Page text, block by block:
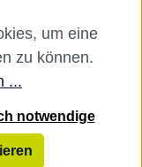
sich ausschließlich
Ein Verkauf an
S. v. § 13 BGB sowie
um eine
zu können.
...
notwendige